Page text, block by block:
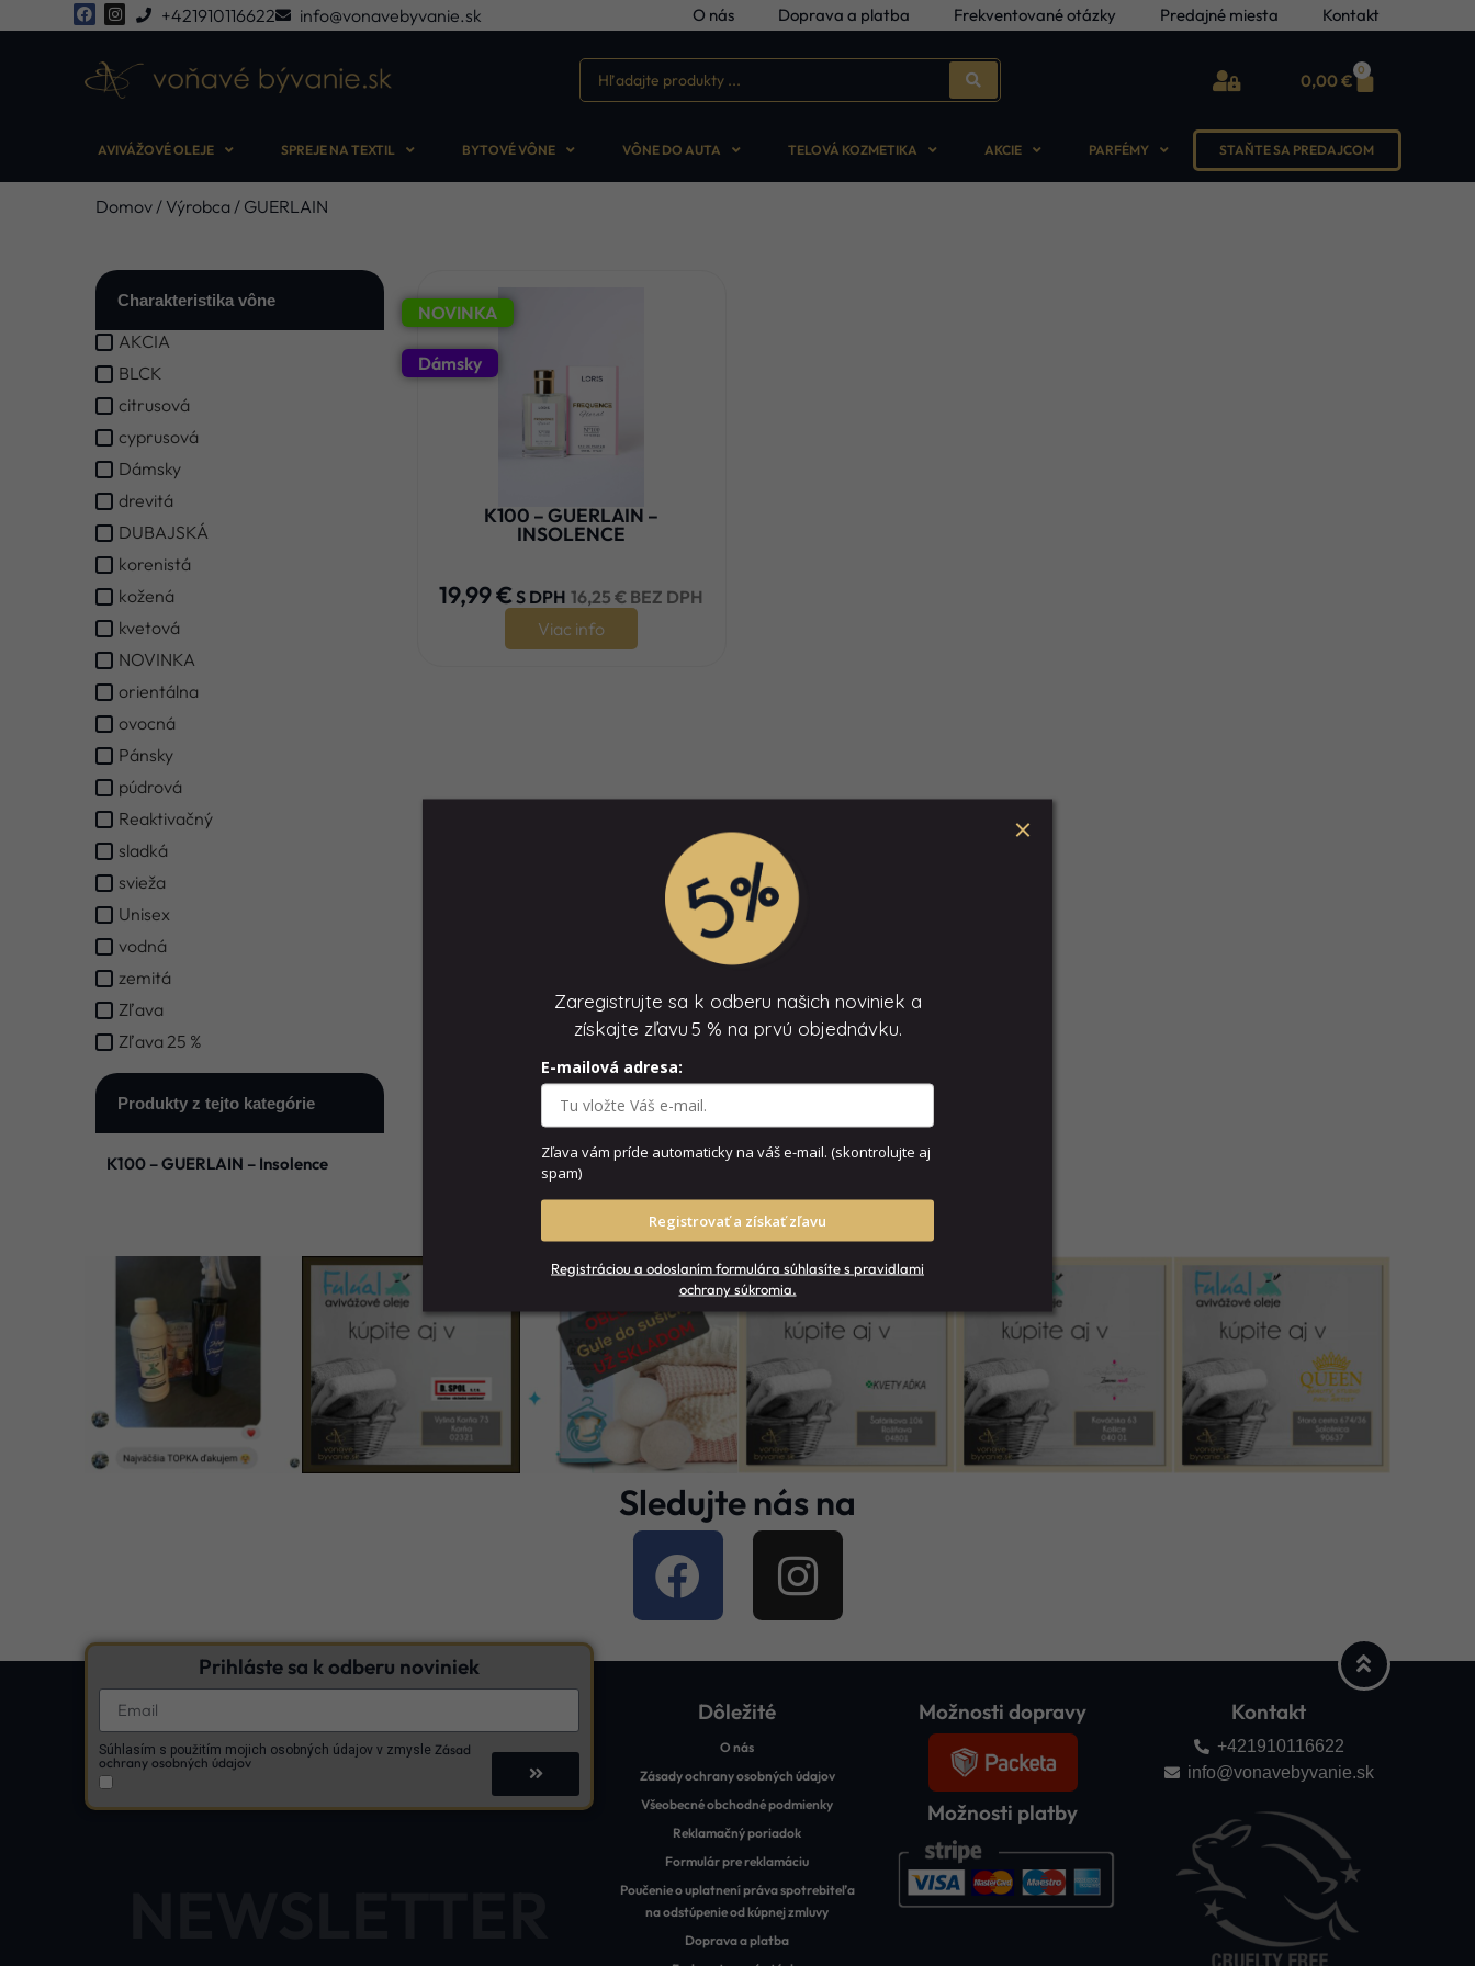
+421910116622 info@vonavebyvanie.sk O nás Doprava a platba Frekventované otázky Predajné miesta Kontakt
0,00€
0
AVIVÁŽOVÉ OLEJE SPREJE NA TEXTIL BYTOVÉ VÔNE VÔNE DO AUTA TELOVÁ KOZMETIKA AKCIE PARFÉMY STAŇTE SA PREDAJCOM
Domov/ Výrobca / GUERLAIN
Charakteristika vône
AKCIA
BLCK
citrusová
cyprusová
Dámsky
drevitá
DUBAJSKÁ
korenistá
kožená
kvetová
NOVINKA
orientálna
ovocná
Pánsky
púdrová
Reaktivačný
sladká
svieža
Unisex
vodná
zemitá
Zľava
Zľava 25 %
Produkty z tejto kategórie
K100 – GUERLAIN – Insolence
NOVINKA
Dámsky
K100 – GUERLAIN –
INSOLENCE
19,99€ S DPH 16,25€ BEZ DPH
Viac info
Sledujte nás na
Prihláste sa k odberu noviniek
Súhlasím s použitím mojich osobných údajov v zmysleZásad
ochrany osobných údajov
Dôležité
O nás
Zásady ochrany osobných údajov
Všeobecné obchodné podmienky
Reklamačný poriadok
Formulár pre reklamáciu
Poučenie o uplatnení práva spotrebiteľa
na odstúpenie od kúpnej zmluvy
Doprava a platba
Možnosti dopravy
Možnosti platby
Kontakt
+421910116622
info@vonavebyvanie.sk
Zaregistrujte sa k odberu našich noviniek a
získajte zľavu5 % na prvú objednávku.
E-mailová adresa:
Zľava vám príde automaticky na váš e-mail. (skontrolujte aj
spam)
Registrovať a získať zľavu
Registráciou a odoslaním formulára súhlasíte s pravidlami
ochrany súkromia.